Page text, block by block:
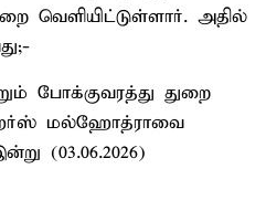
வெளியிட்டுள்ளார். அதில்
போக்குவரத்து துறை
மல்ஹோத்ராவை
(03.06.2026)